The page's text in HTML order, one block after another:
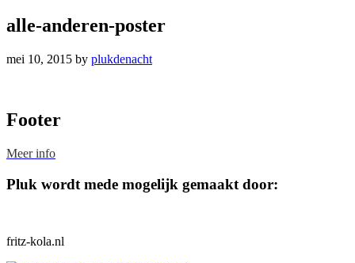
alle-anderen-poster
mei 10, 2015 by plukdenacht
Footer
Meer info
Pluk wordt mede mogelijk gemaakt door:
fritz-kola.nl